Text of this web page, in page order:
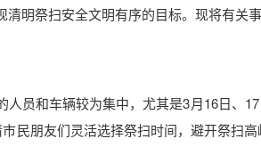
明祭扫安全文明有序的目标。现将有关事
人员和车辆较为集中，尤其是3月16日、
民朋友们灵活选择祭扫时间，避开祭扫